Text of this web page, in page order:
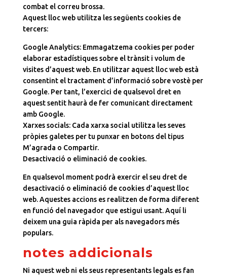
combat el correu brossa.
Aquest lloc web utilitza les següents cookies de
tercers:
Google Analytics: Emmagatzema cookies per poder
elaborar estadístiques sobre el trànsit i volum de
visites d’aquest web. En utilitzar aquest lloc web està
consentint el tractament d’informació sobre vostè per
Google. Per tant, l’exercici de qualsevol dret en
aquest sentit haurà de fer comunicant directament
amb Google.
Xarxes socials: Cada xarxa social utilitza les seves
pròpies galetes per tu punxar en botons del tipus
M’agrada o Compartir.
Desactivació o eliminació de cookies.
En qualsevol moment podrà exercir el seu dret de
desactivació o eliminació de cookies d’aquest lloc
web. Aquestes accions es realitzen de forma diferent
en funció del navegador que estigui usant. Aquí li
deixem una guia ràpida per als navegadors més
populars.
notes addicionals
Ni aquest web ni els seus representants legals es fan